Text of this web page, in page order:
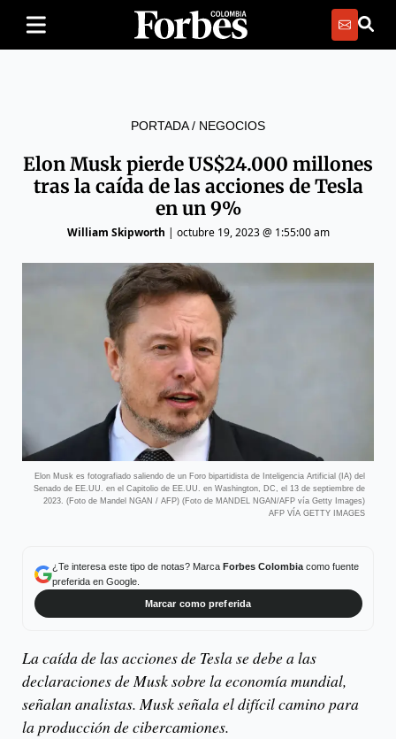
PORTADA/ NEGOCIOS
Elon Musk pierde US$24.000 millones
tras la caída de las acciones de Tesla
en un 9%
William Skipworth | octubre 19, 2023 @ 1:55:00 am
Elon Musk es fotografiado saliendo de un Foro bipartidista de Inteligencia Artificial (IA) del
Senado de EE.UU. en el Capitolio de EE.UU. en Washington, DC, el 13 de septiembre de
2023. (Foto de Mandel NGAN / AFP) (Foto de MANDEL NGAN/AFP vía Getty Images)
AFP VÍA GETTY IMAGES
¿Te interesa este tipo de notas? Marca Forbes Colombiacomo fuente
preferida en Google.
Marcar como preferida
La caída de las acciones de Tesla se debe a las
declaraciones de Musk sobre la economía mundial,
señalan analistas. Musk señala el difícil camino para
la producción de cibercamiones.